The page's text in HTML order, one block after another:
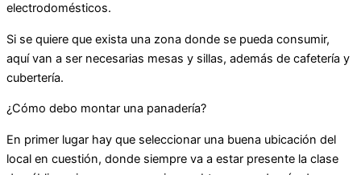
electrodomésticos.
Si se quiere que exista una zona donde se pueda consumir,
aquí van a ser necesarias mesas y sillas, además de cafetería y
cubertería.
¿Cómo debo montar una panadería?
En primer lugar hay que seleccionar una buena ubicación del
local en cuestión, donde siempre va a estar presente la clase